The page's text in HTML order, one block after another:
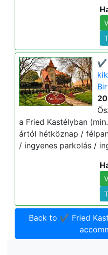
✔️
a Fried Kastélyban
ártól hétköznap /
/ ingyenes parkolás /
Back to ✔️ Fried